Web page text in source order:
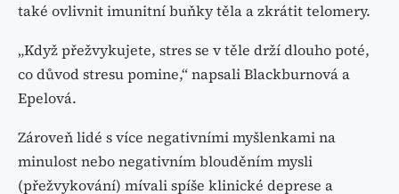
také ovlivnit imunitní buňky těla a zkrátit telomery.
„Když přežvykujete, stres se v těle drží dlouho poté,
co důvod stresu pomine,“ napsali Blackburnová a
Epelová.
Zároveň lidé s více negativními myšlenkami na
minulost nebo negativním blouděním mysli
(přežvykování) mívali spíše klinické deprese a